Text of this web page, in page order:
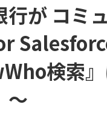
が コミ
検索
～